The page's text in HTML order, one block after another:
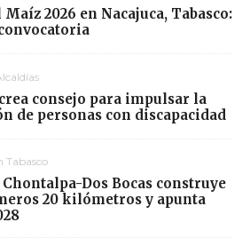
2026 en Nacajuca, Tabasco:
consejo para impulsar la
de personas con discapacidad
Tabasco
Dos Bocas construye
20 kilómetros y apunta